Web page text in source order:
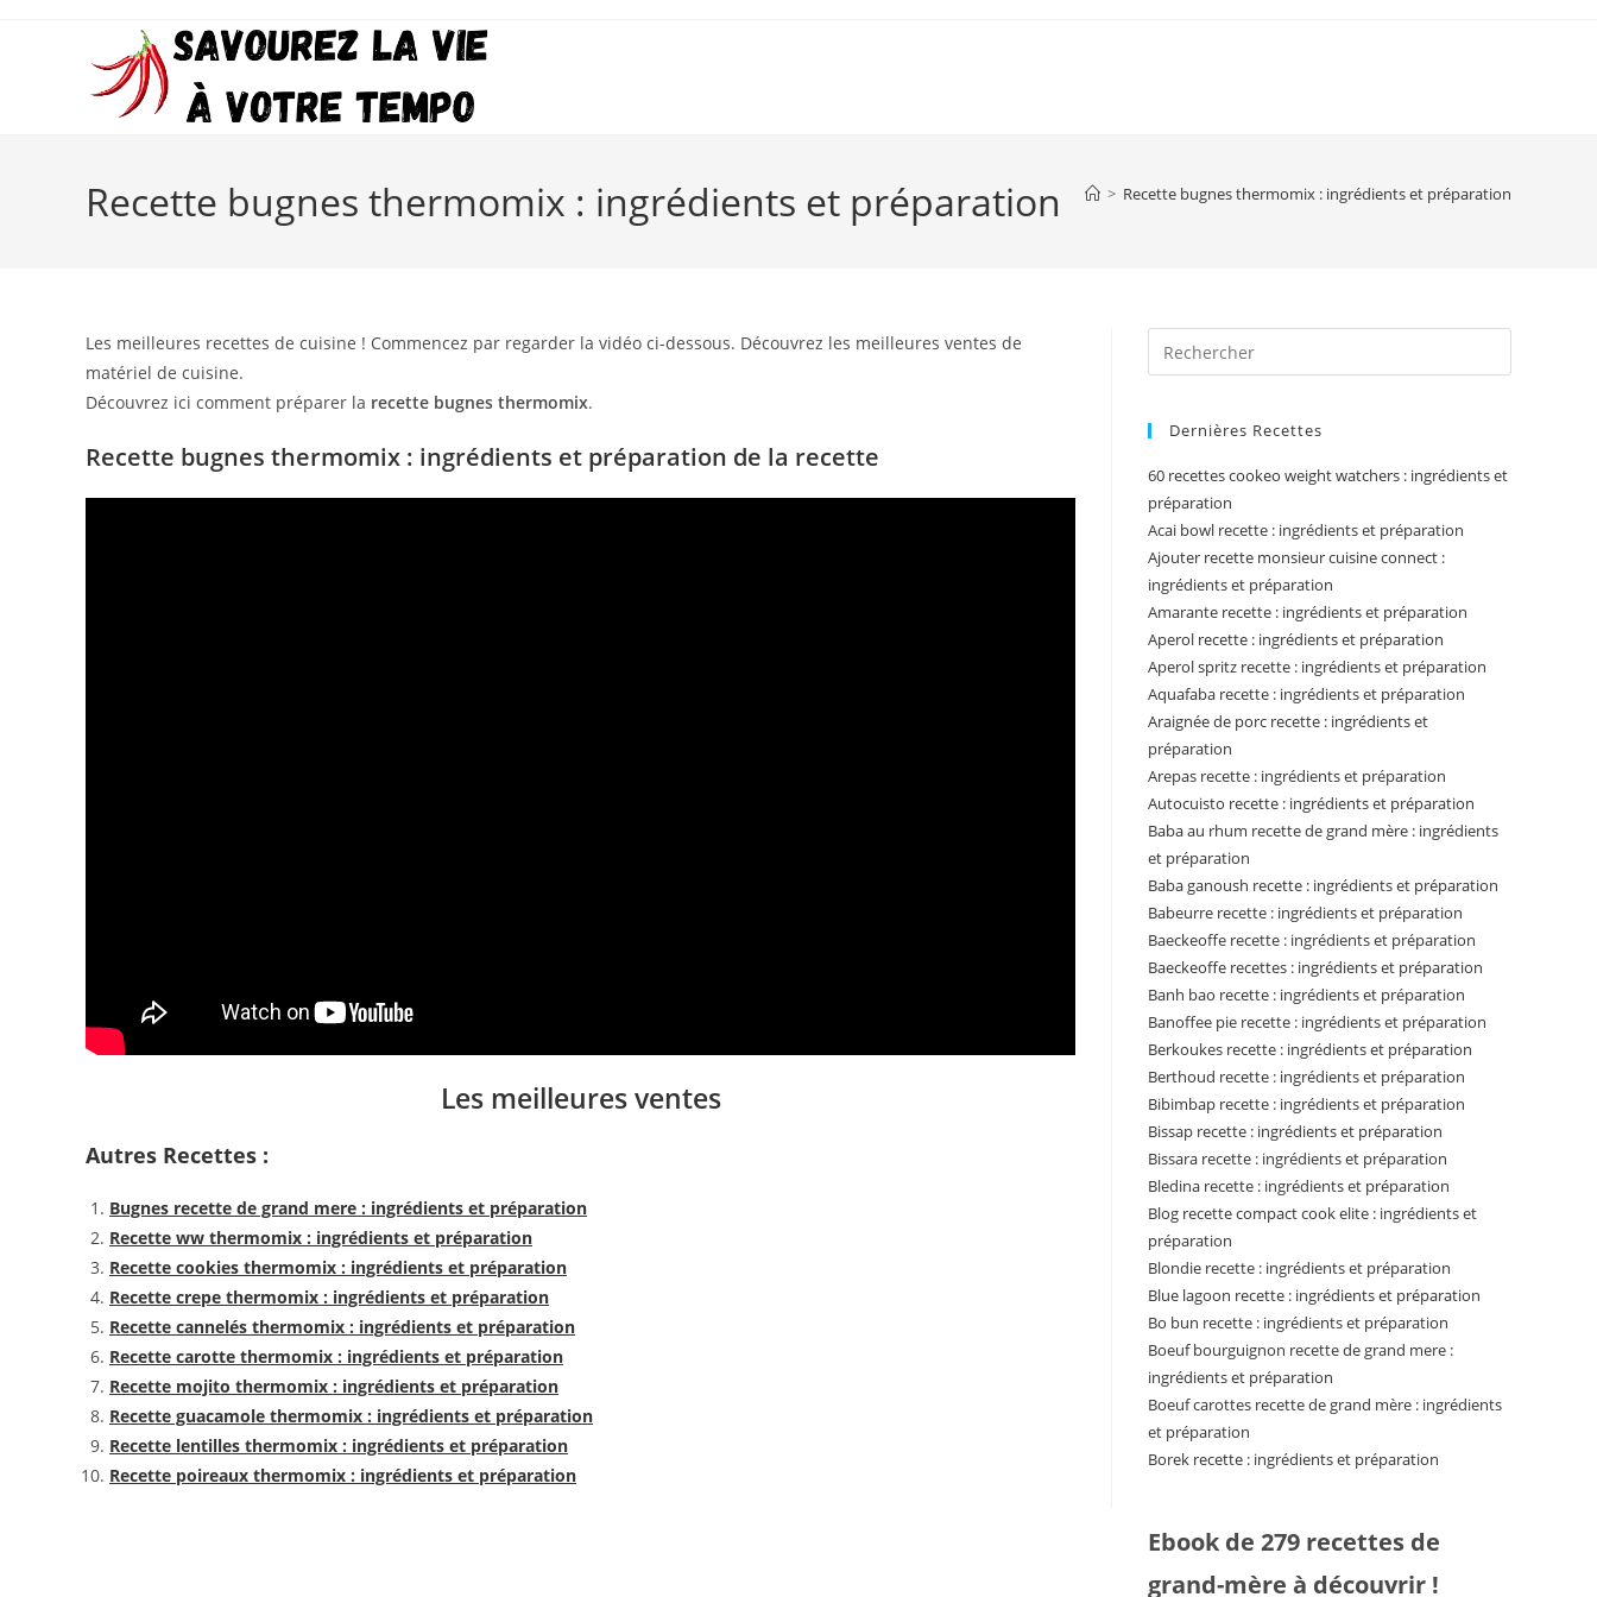
Recette bugnes thermomix : ingrédients et préparation > Recette bugnes thermomix : ingrédients et préparation
Les meilleures recettes de cuisine ! Commencez par regarder la vidéo ci-dessous. Découvrez les meilleures ventes de
matériel de cuisine.
Découvrez ici comment préparer la recette bugnes thermomix.
Recette bugnes thermomix : ingrédients et préparation de la recette
Les meilleures ventes
Autres Recettes :
Bugnes recette de grand mere : ingrédients et préparation
Recette ww thermomix : ingrédients et préparation
Recette cookies thermomix : ingrédients et préparation
Recette crepe thermomix : ingrédients et préparation
Recette cannelés thermomix : ingrédients et préparation
Recette carotte thermomix : ingrédients et préparation
Recette mojito thermomix : ingrédients et préparation
Recette guacamole thermomix : ingrédients et préparation
Recette lentilles thermomix : ingrédients et préparation
Recette poireaux thermomix : ingrédients et préparation
Escape
Dernières Recettes
60 recettes cookeo weight watchers : ingrédients et
préparation
Acai bowl recette : ingrédients et préparation
Ajouter recette monsieur cuisine connect :
ingrédients et préparation
Amarante recette : ingrédients et préparation
Aperol recette : ingrédients et préparation
Aperol spritz recette : ingrédients et préparation
Aquafaba recette : ingrédients et préparation
Araignée de porc recette : ingrédients et
préparation
Arepas recette : ingrédients et préparation
Autocuisto recette : ingrédients et préparation
Baba au rhum recette de grand mère : ingrédients
et préparation
Baba ganoush recette : ingrédients et préparation
Babeurre recette : ingrédients et préparation
Baeckeoffe recette : ingrédients et préparation
Baeckeoffe recettes : ingrédients et préparation
Banh bao recette : ingrédients et préparation
Banoffee pie recette : ingrédients et préparation
Berkoukes recette : ingrédients et préparation
Berthoud recette : ingrédients et préparation
Bibimbap recette : ingrédients et préparation
Bissap recette : ingrédients et préparation
Bissara recette : ingrédients et préparation
Bledina recette : ingrédients et préparation
Blog recette compact cook elite : ingrédients et
préparation
Blondie recette : ingrédients et préparation
Blue lagoon recette : ingrédients et préparation
Bo bun recette : ingrédients et préparation
Boeuf bourguignon recette de grand mere :
ingrédients et préparation
Boeuf carottes recette de grand mère : ingrédients
et préparation
Borek recette : ingrédients et préparation
Ebook de 279 recettes de
grand-mère à découvrir !